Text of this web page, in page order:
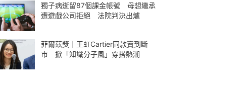
獨子病逝留87個課金帳號 母想繼承
遭遊戲公司拒絕 法院判決出爐
菲爾茲獎｜王虹Cartier同款賣到斷
市 掀「知識分子風」穿搭熱潮